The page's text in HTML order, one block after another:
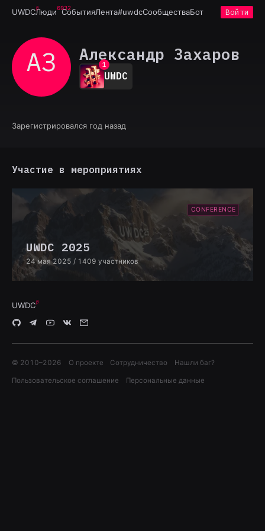
UWDCЛюди6932
СобытияЛента#uwdcСообществаБот Войти
АЗ Александр Захаров
0
1
2
3
6
UWDC
Зарегистрировался год назад
Участие в мероприятиях
CONFERENCE
UWDC 2025
24 мая 2025 / 1409 участников
UWDC
© 2010–2026 О проекте Сотрудничество Нашли баг?
Пользовательское соглашение Персональные данные